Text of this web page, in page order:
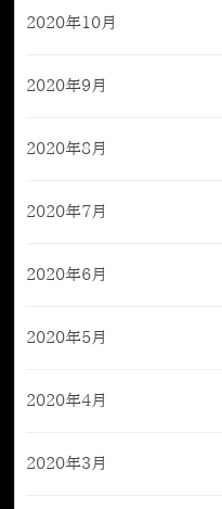
2020年10月
2020年9月
2020年8月
2020年7月
2020年6月
2020年5月
2020年4月
2020年3月